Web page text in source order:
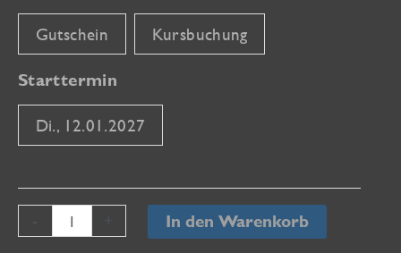
Gutschein Kursbuchung
Starttermin
Di., 12.01.2027
-
Lightroom
II
+ In den Warenkorb